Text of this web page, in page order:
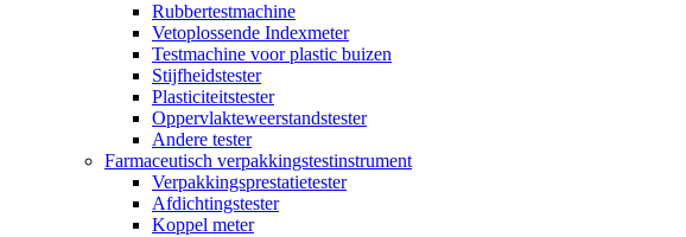
Rubbertestmachine
Vetoplossende Indexmeter
Testmachine voor plastic buizen
Stijfheidstester
Plasticiteitstester
Oppervlakteweerstandstester
Andere tester
Farmaceutisch verpakkingstestinstrument
Verpakkingsprestatietester
Afdichtingstester
Koppel meter